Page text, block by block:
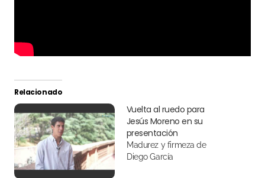
Relacionado
Vuelta al ruedo para
Jesús Moreno en su
presentación
Madurez y firmeza de
Diego García